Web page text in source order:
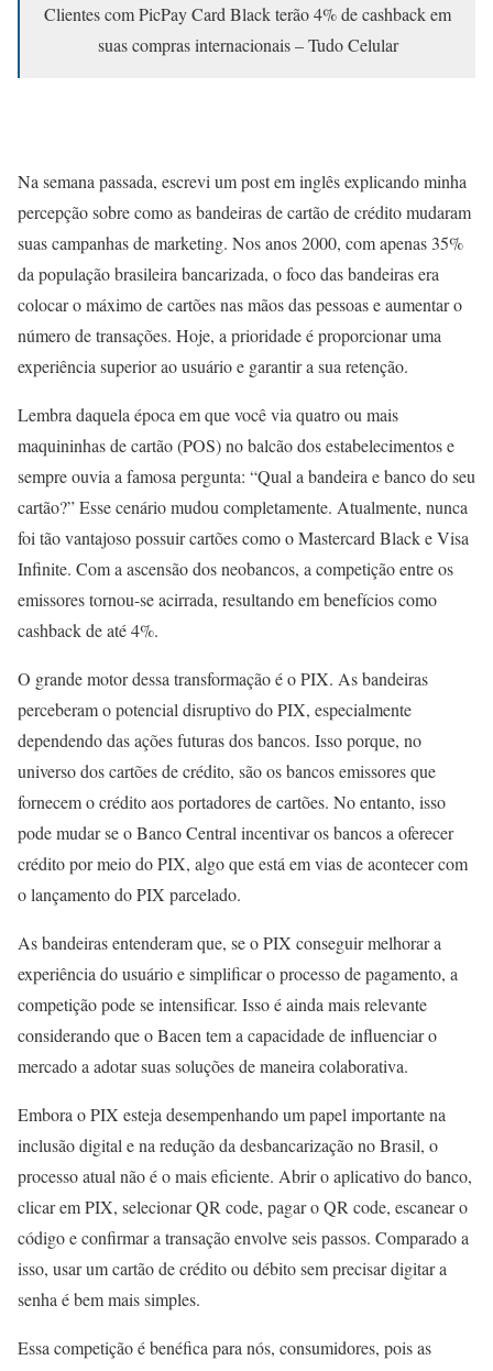
Clientes com PicPay Card Black terão 4% de cashback em
suas compras internacionais – Tudo Celular
Na semana passada, escrevi um post em inglês explicando minha
percepção sobre como as bandeiras de cartão de crédito mudaram
suas campanhas de marketing. Nos anos 2000, com apenas 35%
da população brasileira bancarizada, o foco das bandeiras era
colocar o máximo de cartões nas mãos das pessoas e aumentar o
número de transações. Hoje, a prioridade é proporcionar uma
experiência superior ao usuário e garantir a sua retenção.
Lembra daquela época em que você via quatro ou mais
maquininhas de cartão (POS) no balcão dos estabelecimentos e
sempre ouvia a famosa pergunta: “Qual a bandeira e banco do seu
cartão?” Esse cenário mudou completamente. Atualmente, nunca
foi tão vantajoso possuir cartões como o Mastercard Black e Visa
Infinite. Com a ascensão dos neobancos, a competição entre os
emissores tornou-se acirrada, resultando em benefícios como
cashback de até 4%.
O grande motor dessa transformação é o PIX. As bandeiras
perceberam o potencial disruptivo do PIX, especialmente
dependendo das ações futuras dos bancos. Isso porque, no
universo dos cartões de crédito, são os bancos emissores que
fornecem o crédito aos portadores de cartões. No entanto, isso
pode mudar se o Banco Central incentivar os bancos a oferecer
crédito por meio do PIX, algo que está em vias de acontecer com
o lançamento do PIX parcelado.
As bandeiras entenderam que, se o PIX conseguir melhorar a
experiência do usuário e simplificar o processo de pagamento, a
competição pode se intensificar. Isso é ainda mais relevante
considerando que o Bacen tem a capacidade de influenciar o
mercado a adotar suas soluções de maneira colaborativa.
Embora o PIX esteja desempenhando um papel importante na
inclusão digital e na redução da desbancarização no Brasil, o
processo atual não é o mais eficiente. Abrir o aplicativo do banco,
clicar em PIX, selecionar QR code, pagar o QR code, escanear o
código e confirmar a transação envolve seis passos. Comparado a
isso, usar um cartão de crédito ou débito sem precisar digitar a
senha é bem mais simples.
Essa competição é benéfica para nós, consumidores, pois as